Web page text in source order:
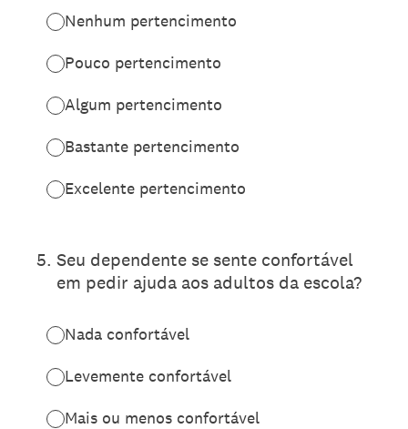
Nenhum pertencimento
Pouco pertencimento
Algum pertencimento
Bastante pertencimento
Excelente pertencimento
5. Seu dependente se sente confortável
em pedir ajuda aos adultos da escola?
Nada confortável
Levemente confortável
Mais ou menos confortável